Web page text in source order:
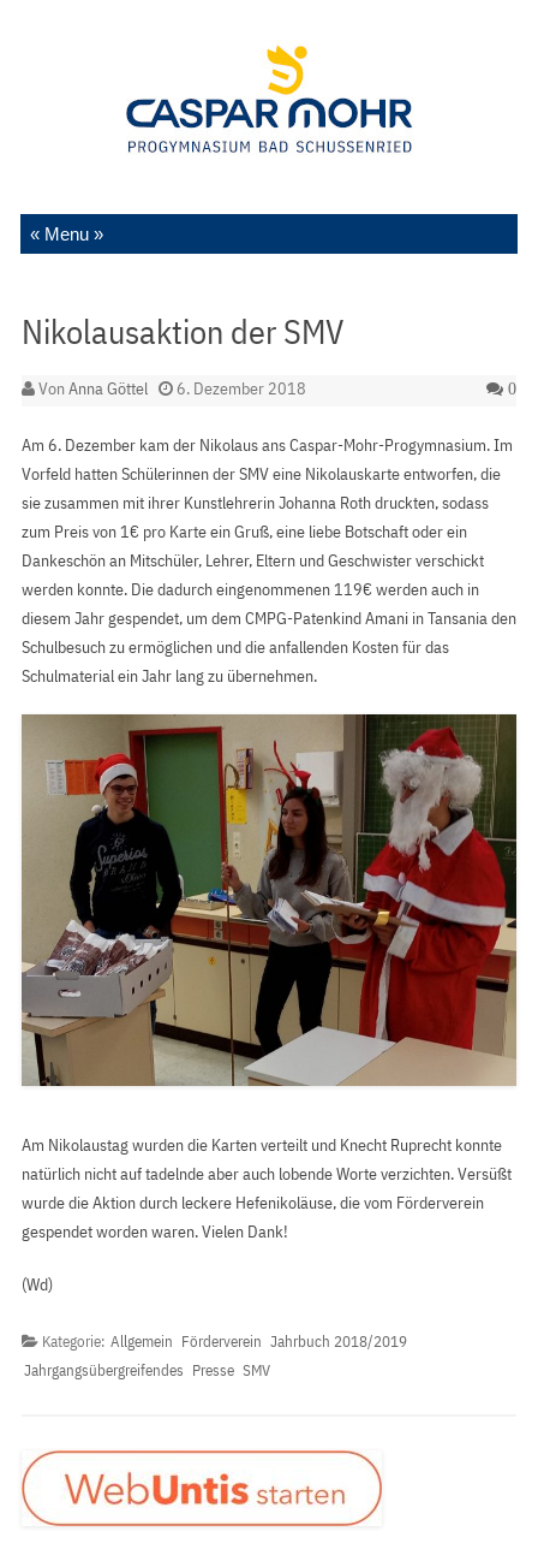
Zum Inhalt springen
Nikolausaktion der SMV
VonAnna Göttel 6. Dezember 2018 0
Am 6. Dezember kam der Nikolaus ans Caspar-Mohr-Progymnasium. Im
Vorfeld hatten Schülerinnen der SMV eine Nikolauskarte entworfen, die
sie zusammen mit ihrer Kunstlehrerin Johanna Roth druckten, sodass
zum Preis von 1€ pro Karte ein Gruß, eine liebe Botschaft oder ein
Dankeschön an Mitschüler, Lehrer, Eltern und Geschwister verschickt
werden konnte. Die dadurch eingenommenen 119€ werden auch in
diesem Jahr gespendet, um dem CMPG-Patenkind Amani in Tansania den
Schulbesuch zu ermöglichen und die anfallenden Kosten für das
Schulmaterial ein Jahr lang zu übernehmen.
Am Nikolaustag wurden die Karten verteilt und Knecht Ruprecht konnte
natürlich nicht auf tadelnde aber auch lobende Worte verzichten. Versüßt
wurde die Aktion durch leckere Hefenikoläuse, die vom Förderverein
gespendet worden waren. Vielen Dank!
(Wd)
Kategorie: Allgemein Förderverein Jahrbuch 2018/2019
Jahrgangsübergreifendes Presse SMV